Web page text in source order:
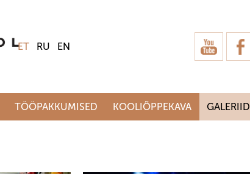
ET RU EN
TÖÖPAKKUMISED KOOLIÕPPEKAVA GALERIID